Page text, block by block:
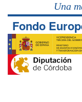
Una
Fondo